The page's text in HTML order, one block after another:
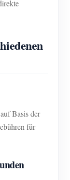
Basis der
für